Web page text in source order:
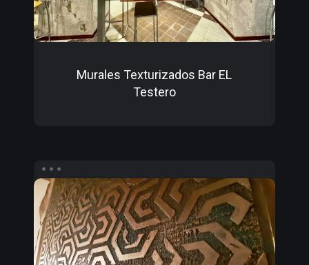
Murales Texturizados Bar EL
Testero
Master
Pentrilo